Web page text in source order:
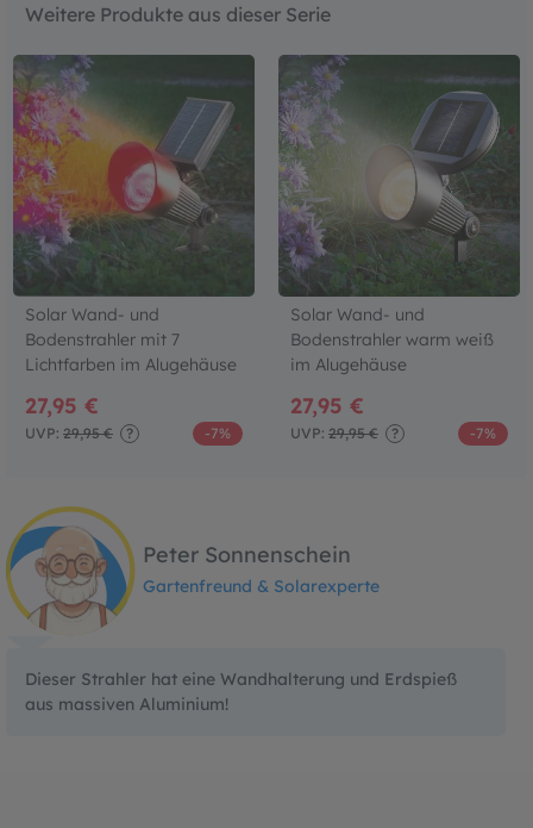
Weitere Produkte aus dieser Serie
Solar Wand- und
Bodenstrahler mit 7
Lichtfarben im Alugehäuse
27,95 €
UVP: 29,95 € ? -7%
Solar Wand- und
Bodenstrahler warm weiß
im Alugehäuse
27,95 €
UVP: 29,95 € ? -7%
Peter Sonnenschein
Gartenfreund & Solarexperte
Dieser Strahler hat eine Wandhalterung und Erdspieß
aus massiven Aluminium!